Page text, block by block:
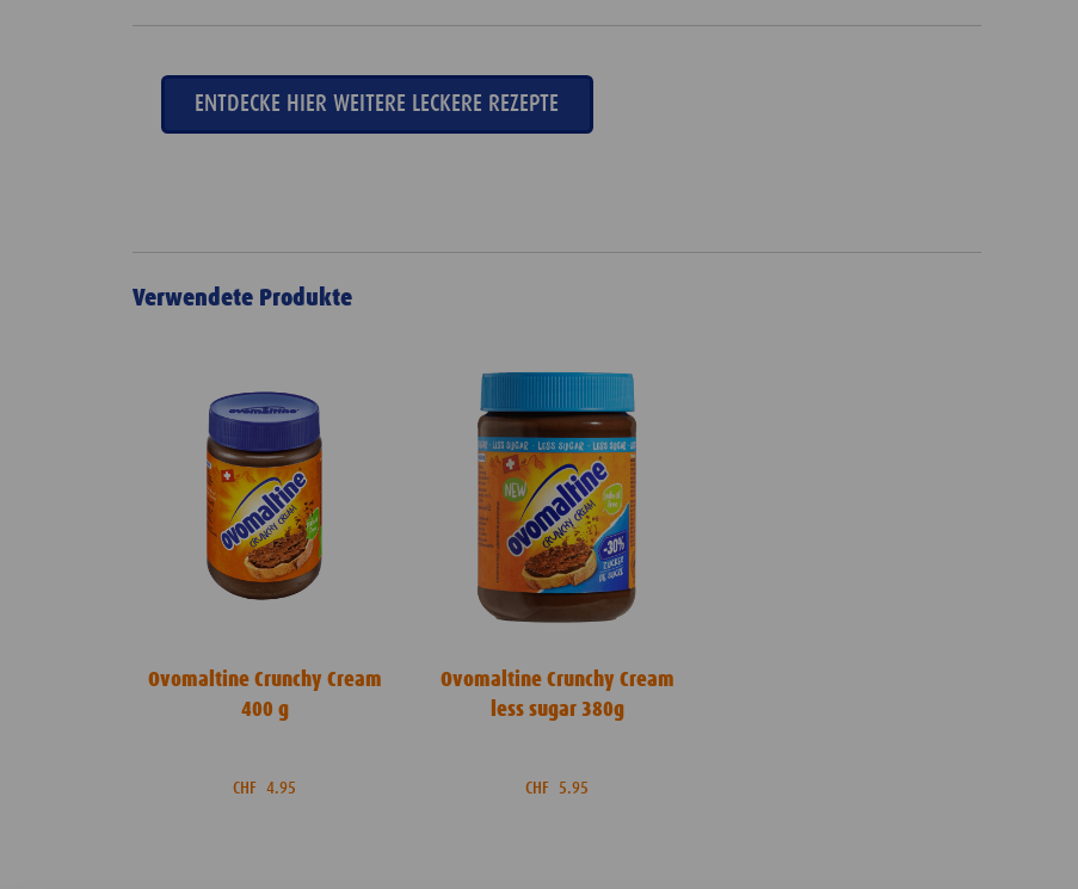
ENTDECKE HIER WEITERE LECKERE REZEPTE
Verwendete Produkte
Ovomaltine Crunchy Cream
400 g
CHF4.95
Ovomaltine Crunchy Cream
less sugar 380g
CHF 5.95